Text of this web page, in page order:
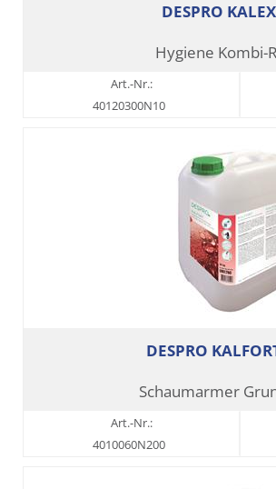
DESPRO
Hygiene Kombi-
Art.-Nr.:
40120300N10
DESPRO
Schaumarmer
Art.-Nr.:
4010060N200